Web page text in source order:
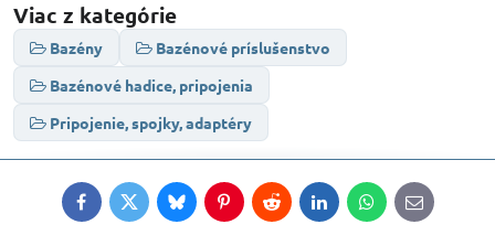
Viac z kategórie
Bazény
Bazénové príslušenstvo
Bazénové hadice, pripojenia
Pripojenie, spojky, adaptéry
FacebookTwitterBlueskyPinterestRedditLinkedInWhatsApp
E-
mail